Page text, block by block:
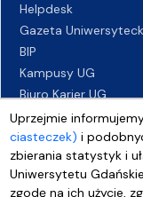
Uprzejmie
ciasteczek) i
zbierania statystyk i
Uniwersytetu
zgodę na ich użycie,
Helpdesk
Gazeta
BIP
Kampusy UG
Biuro Karier UG
Oferty pracy
Deklaracja